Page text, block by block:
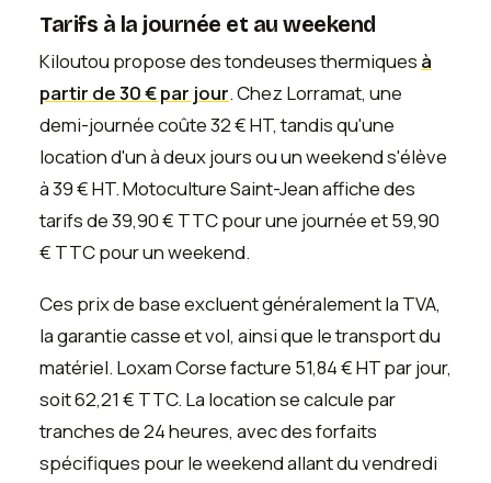
Tarifs à la journée et au weekend
Kiloutou propose des tondeuses thermiques à
partir de 30 € par jour. Chez Lorramat, une
demi-journée coûte 32 € HT, tandis qu'une
location d'un à deux jours ou un weekend s'élève
à 39 € HT. Motoculture Saint-Jean affiche des
tarifs de 39,90 € TTC pour une journée et 59,90
€ TTC pour un weekend.
Ces prix de base excluent généralement la TVA,
la garantie casse et vol, ainsi que le transport du
matériel. Loxam Corse facture 51,84 € HT par jour,
soit 62,21 € TTC. La location se calcule par
tranches de 24 heures, avec des forfaits
spécifiques pour le weekend allant du vendredi